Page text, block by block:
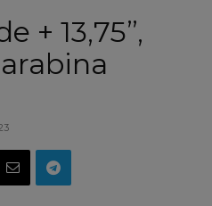
+ 13,75”,